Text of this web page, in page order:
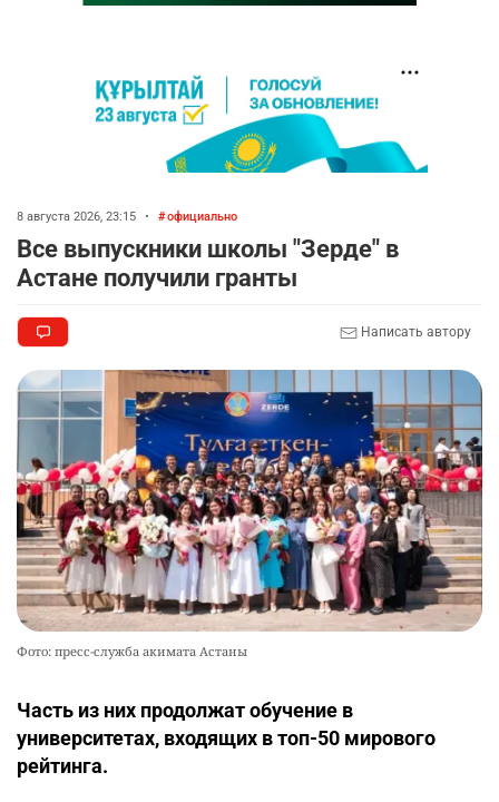
8 августа 2026, 23:15 • официально
Все выпускники школы "Зерде" в
Астане получили гранты
Написать автору
Фото: пресс-служба акимата Астаны
Часть из них продолжат обучение в
университетах, входящих в топ-50 мирового
рейтинга.